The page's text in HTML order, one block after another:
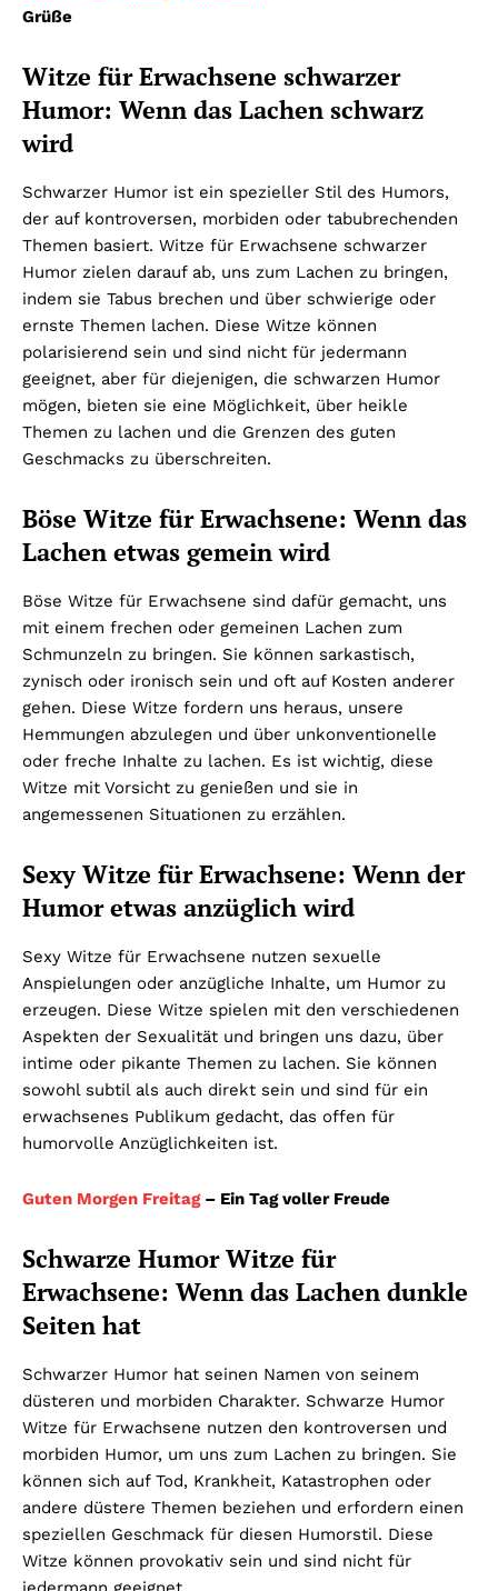
Grüße
Witze für Erwachsene schwarzer
Humor: Wenn das Lachen schwarz
wird
Schwarzer Humor ist ein spezieller Stil des Humors,
der auf kontroversen, morbiden oder tabubrechenden
Themen basiert. Witze für Erwachsene schwarzer
Humor zielen darauf ab, uns zum Lachen zu bringen,
indem sie Tabus brechen und über schwierige oder
ernste Themen lachen. Diese Witze können
polarisierend sein und sind nicht für jedermann
geeignet, aber für diejenigen, die schwarzen Humor
mögen, bieten sie eine Möglichkeit, über heikle
Themen zu lachen und die Grenzen des guten
Geschmacks zu überschreiten.
Böse Witze für Erwachsene: Wenn das
Lachen etwas gemein wird
Böse Witze für Erwachsene sind dafür gemacht, uns
mit einem frechen oder gemeinen Lachen zum
Schmunzeln zu bringen. Sie können sarkastisch,
zynisch oder ironisch sein und oft auf Kosten anderer
gehen. Diese Witze fordern uns heraus, unsere
Hemmungen abzulegen und über unkonventionelle
oder freche Inhalte zu lachen. Es ist wichtig, diese
Witze mit Vorsicht zu genießen und sie in
angemessenen Situationen zu erzählen.
Sexy Witze für Erwachsene: Wenn der
Humor etwas anzüglich wird
Sexy Witze für Erwachsene nutzen sexuelle
Anspielungen oder anzügliche Inhalte, um Humor zu
erzeugen. Diese Witze spielen mit den verschiedenen
Aspekten der Sexualität und bringen uns dazu, über
intime oder pikante Themen zu lachen. Sie können
sowohl subtil als auch direkt sein und sind für ein
erwachsenes Publikum gedacht, das offen für
humorvolle Anzüglichkeiten ist.
Guten Morgen Freitag– Ein Tag voller Freude
Schwarze Humor Witze für
Erwachsene: Wenn das Lachen dunkle
Seiten hat
Schwarzer Humor hat seinen Namen von seinem
düsteren und morbiden Charakter. Schwarze Humor
Witze für Erwachsene nutzen den kontroversen und
morbiden Humor, um uns zum Lachen zu bringen. Sie
können sich auf Tod, Krankheit, Katastrophen oder
andere düstere Themen beziehen und erfordern einen
speziellen Geschmack für diesen Humorstil. Diese
Witze können provokativ sein und sind nicht für